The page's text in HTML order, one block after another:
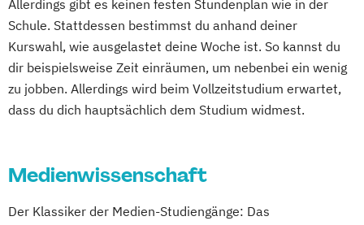
Lehramt für Sonderpädagogik
zweites Fach Musik Medien und Musik
Medienmanagement Musiktheorie
Musikwissenschaft und Musikvermittlung
Popular Music Tasteninstrumente
Allerdings gibt es keinen festen Stundenplan wie in der
Schule. Stattdessen bestimmst du anhand deiner
Kurswahl, wie ausgelastet deine Woche ist. So kannst du
dir beispielsweise Zeit einräumen, um nebenbei ein wenig
zu jobben. Allerdings wird beim Vollzeitstudium erwartet,
dass du dich hauptsächlich dem Studium widmest.
Medienwissenschaft
Der Klassiker der Medien-Studiengänge: Das